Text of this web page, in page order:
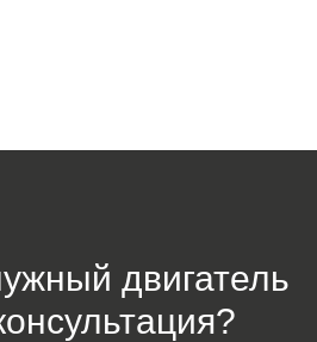
двигатель